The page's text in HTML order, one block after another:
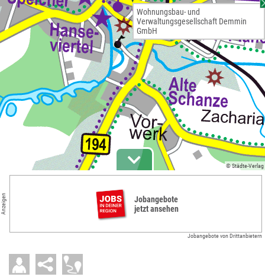
© Städte-Verlag
Wohnungsbau- und
Verwaltungsgesellschaft Demmin
GmbH
Anzeigen
Jobangebote
jetzt ansehen
Jobangebote von Drittanbietern